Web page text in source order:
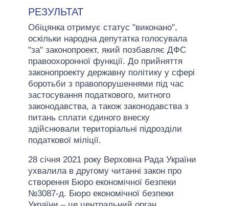
РЕЗУЛЬТАТ
Обіцянка отримує статус "виконано",
оскільки народна депутатка голосувала
"за" законопроект, який позбавляє ДФС
правоохоронної функції. До прийняття
законопроекту державну політику у сфері
боротьби з правопорушеннями під час
застосування податкового, митного
законодавства, а також законодавства з
питань сплати єдиного внеску
здійснювали територіальні підрозділи
податкової міліції.
28 січня 2021 року Верховна Рада України
ухвалила в другому читанні закон про
створення Бюро економічної безпеки
№3087-д. Бюро економічної безпеки